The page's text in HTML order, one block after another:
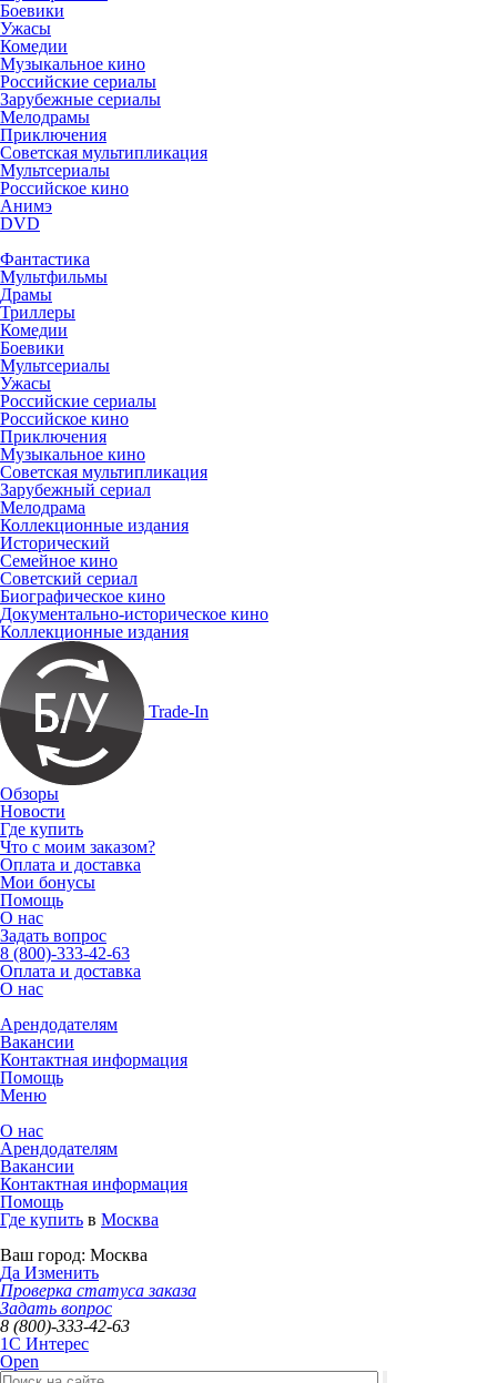
Боевики
Ужасы
Комедии
Музыкальное кино
Российские сериалы
Зарубежные сериалы
Мелодрамы
Приключения
Советская мультипликация
Мультсериалы
Российское кино
Анимэ
DVD
Фантастика
Мультфильмы
Драмы
Триллеры
Комедии
Боевики
Мультсериалы
Ужасы
Российские сериалы
Российское кино
Приключения
Музыкальное кино
Советская мультипликация
Зарубежный сериал
Мелодрама
Коллекционные издания
Исторический
Семейное кино
Советский сериал
Биографическое кино
Документально-историческое кино
Коллекционные издания
Trade-In
Обзоры
Новости
Где купить
Что с моим заказом?
Оплата и доставка
Мои бонусы
Помощь
О нас
Задать вопрос
8 (800)-333-42-63
Оплата и доставка
О нас
Арендодателям
Вакансии
Контактная информация
Помощь
Меню
О нас
Арендодателям
Вакансии
Контактная информация
Помощь
Где купить в Москва
Ваш город: Москва
Да Изменить
Проверка статуса заказа
Задать вопрос
8 (800)-333-42-63
1C Интерес
Open